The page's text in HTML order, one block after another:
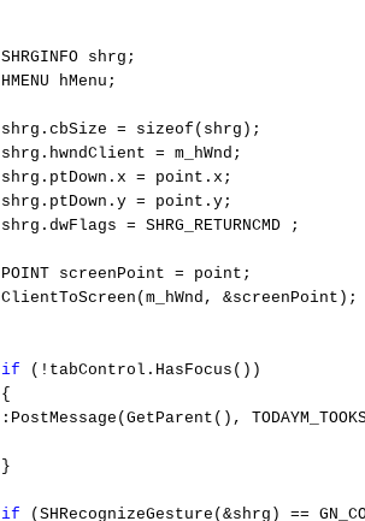
SHRGINFO shrg;
HMENU hMenu;
shrg.cbSize = sizeof(shrg);
shrg.hwndClient = m_hWnd;
shrg.ptDown.x = point.x;
shrg.ptDown.y = point.y;
shrg.dwFlags = SHRG_RETURNCMD ;
POINT screenPoint = point;
ClientToScreen(m_hWnd, &screenPoint);
if (!tabControl.HasFocus())
{
:PostMessage(GetParent(),
}
if (SHRecognizeGesture(&shrg) ==